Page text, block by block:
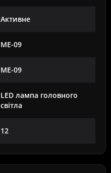
Активне
ME-09
ME-09
LED лампа головного
світла
12